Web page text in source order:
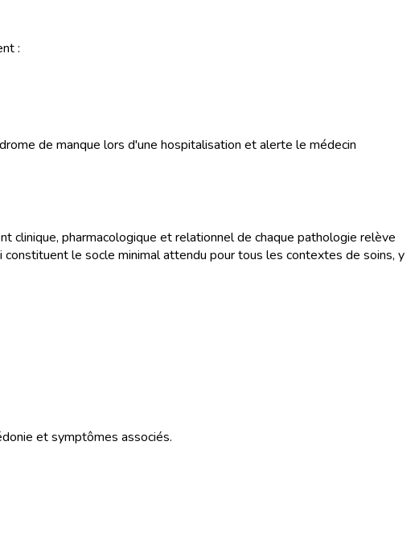
:
de manque lors d'une hospitalisation et alerte le médecin
clinique, pharmacologique et relationnel de chaque pathologie relève
le socle minimal attendu pour tous les contextes de soins, y
et symptômes associés.